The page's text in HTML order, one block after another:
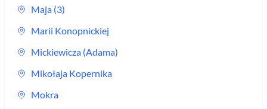
Maja (3)
Marii Konopnickiej
Mickiewicza (Adama)
Mikołaja Kopernika
Mokra